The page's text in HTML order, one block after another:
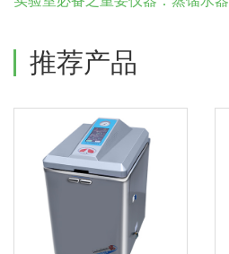
推荐产品